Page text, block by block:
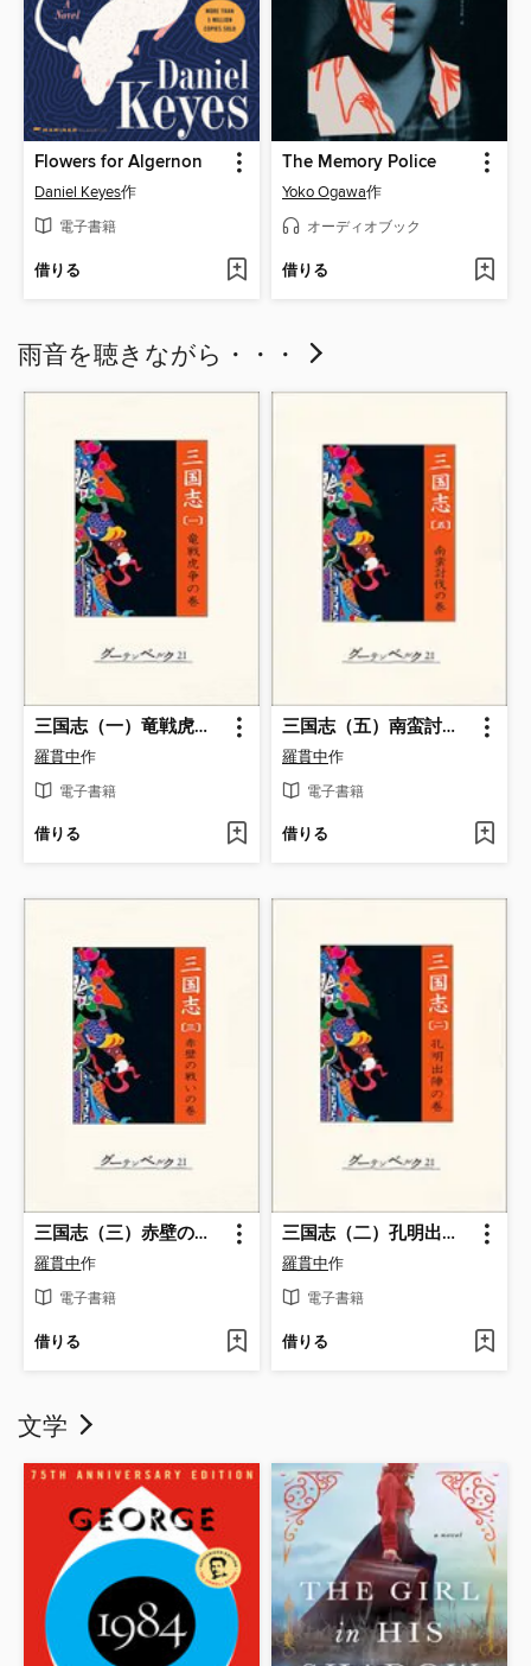
Flowers for Algernon
Daniel Keyes作
電子書籍
借りる
The Memory Police
Yoko Ogawa作
オーディオブック
借りる
雨音を聴きながら・・・
三国志（一）竜戦虎争の巻
羅貫中作
電子書籍
借りる
三国志（五）南蛮討伐の巻
羅貫中作
電子書籍
借りる
三国志（三）赤壁の戦いの巻
羅貫中作
電子書籍
借りる
三国志（二）孔明出陣の巻
羅貫中作
電子書籍
借りる
文学